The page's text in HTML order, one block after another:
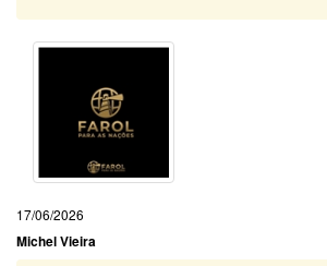
17/06/2026
Michel Vieira